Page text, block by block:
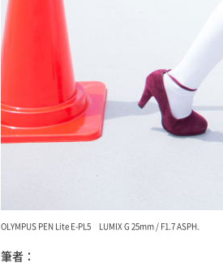
OLYMPUS PEN Lite E-PL5 LUMIX G 25mm / F1.7 ASPH.
筆者：